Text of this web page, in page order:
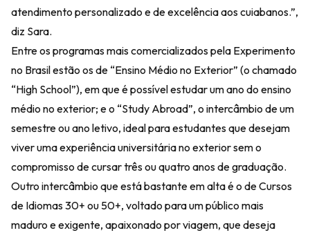
atendimento personalizado e de excelência aos cuiabanos.”,
diz Sara.
Entre os programas mais comercializados pela Experimento
no Brasil estão os de “Ensino Médio no Exterior” (o chamado
“High School”), em que é possível estudar um ano do ensino
médio no exterior; e o “Study Abroad”, o intercâmbio de um
semestre ou ano letivo, ideal para estudantes que desejam
viver uma experiência universitária no exterior sem o
compromisso de cursar três ou quatro anos de graduação.
Outro intercâmbio que está bastante em alta é o de Cursos
de Idiomas 30+ ou 50+, voltado para um público mais
maduro e exigente, apaixonado por viagem, que deseja